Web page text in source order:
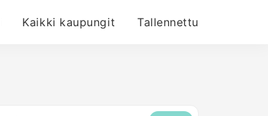
Kaikki kaupungit Tallennettu